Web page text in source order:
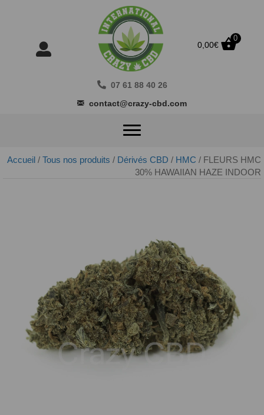
0,00€
0
07 61 88 40 26
contact@crazy-cbd.com
Accueil / Tous nos produits / Dérivés CBD / HMC / FLEURS HMC
30% HAWAIIAN HAZE INDOOR